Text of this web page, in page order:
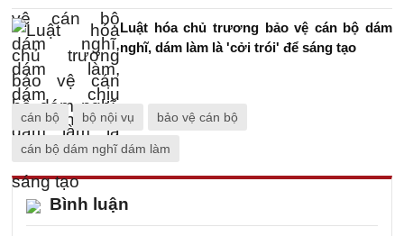
Luật hóa chủ trương bảo vệ cán bộ dám
nghĩ, dám làm là 'cởi trói' để sáng tạo
cán bộ bộ nội vụ bảo vệ cán bộ
cán bộ dám nghĩ dám làm
Bình luận